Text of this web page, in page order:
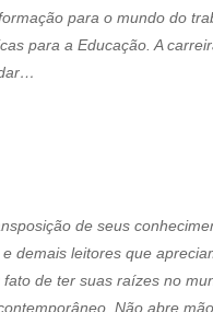
para o mundo do
para a Educação. A
de seus
demais leitores que
de ter suas raízes no
Não abre